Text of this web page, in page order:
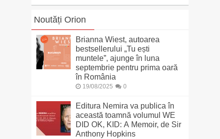
Noutăți Orion
Brianna Wiest, autoarea
bestsellerului „Tu ești
muntele”, ajunge în luna
septembrie pentru prima oară
în România
19/08/2025 0
Editura Nemira va publica în
această toamnă volumul WE
DID OK, KID: A Memoir, de Sir
Anthony Hopkins